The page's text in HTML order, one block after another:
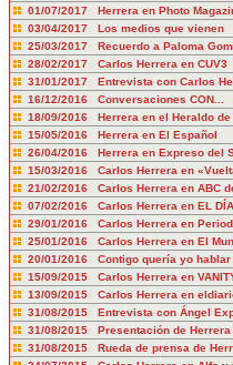
01/07/2017 Herrera en Photo
03/04/2017 Los medios que vienen
25/03/2017 Recuerdo a Paloma
28/02/2017 Carlos Herrera en CUV3
31/01/2017 Entrevista con Carlos
16/12/2016 Conversaciones CON...
18/09/2016 Herrera en el Heraldo de
15/05/2016 Herrera en El Español
26/04/2016 Herrera en Expreso del
15/03/2016 Carlos Herrera en
21/02/2016 Carlos Herrera en ABC
07/02/2016 Carlos Herrera en EL DÍA
29/01/2016 Carlos Herrera en
25/01/2016 Carlos Herrera en El
20/01/2016 Contigo quería yo hablar
15/09/2015 Carlos Herrera en
13/09/2015 Carlos Herrera en
31/08/2015 Entrevista con Ángel
31/08/2015 Presentación de Herrera
31/08/2015 Rueda de prensa de